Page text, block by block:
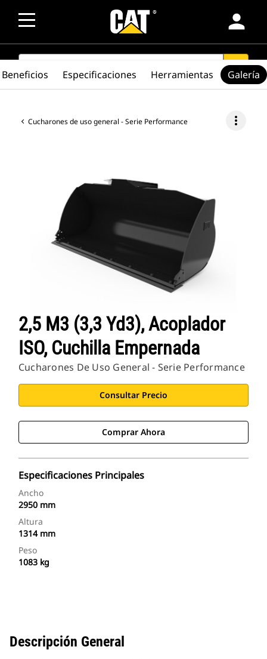
person
SEARCH search
Cucharones de uso general - Serie Performance more_vert
2,5 M3 (3,3 Yd3), Acoplador
ISO, Cuchilla Empernada
Cucharones De Uso General - Serie Performance
Consultar Precio
Comprar Ahora
Especificaciones Principales
Ancho
2950 mm
Altura
1314 mm
Peso
1083 kg
Beneficios Especificaciones Herramientas Galería
Descripción General